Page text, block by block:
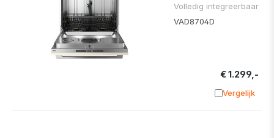
Volledig integreerbaar
VAD8704D
€ 1.299,-
Vergelijk